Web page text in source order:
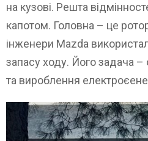
на кузові. Решта
капотом. Головна – це
інженери Mazda
запасу ходу. Його задача –
та вироблення